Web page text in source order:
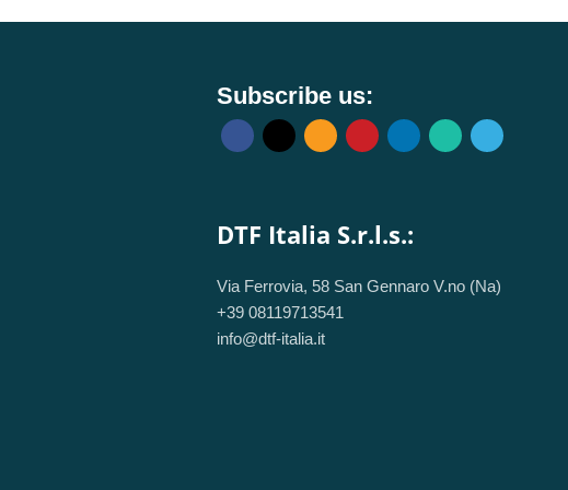
Subscribe us:
DTF Italia S.r.l.s.:
Via Ferrovia, 58 San Gennaro V.no (Na)
+39 08119713541
info@dtf-italia.it